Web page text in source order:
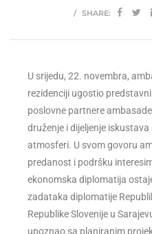
SHARE:
U srijedu, 22. novembra,
rezidenciji ugostio
poslovne partnere
druženje i dijeljenje
atmosferi. U svom govoru
predanost i podršku
ekonomska diplomatija
zadataka diplomatije
Republike Slovenije u
upoznao sa planiranim